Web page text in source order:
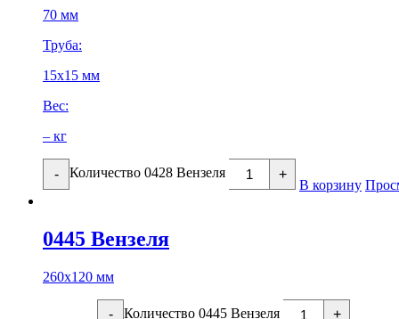
70 мм
Труба:
15х15 мм
Вес:
– кг
- Количество 0428 Вензеля +
В корзину
0445 Вензеля
260х120 мм
- Количество 0445 Вензеля +